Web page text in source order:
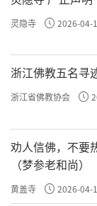
灵隐寺 2026-04-
浙江佛教五名寻
浙江省佛教协会
劝人信佛，不要
（梦参老和尚）
黄盖寺 2026-04-